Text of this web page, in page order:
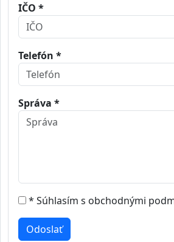
IČO *
Telefón *
Správa *
* Súhlasím s obchodnými